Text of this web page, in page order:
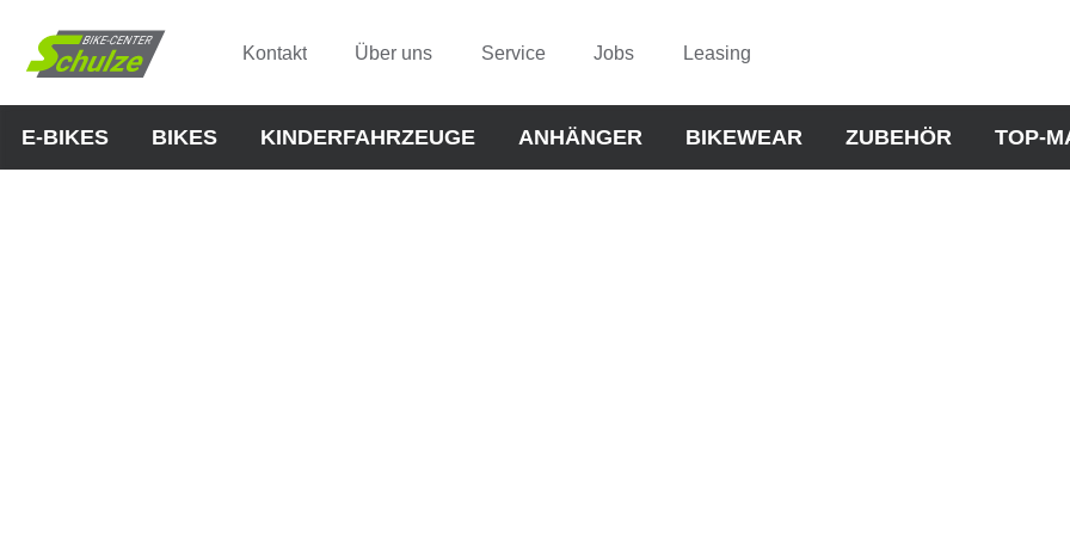
Kontakt Über uns Service Jobs Leasing
E-BIKES BIKES KINDERFAHRZEUGE ANHÄNGER BIKEWEAR ZUBEHÖR TOP-